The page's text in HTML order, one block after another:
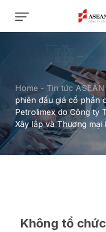
Home - Tin tức
phiên đấu giá cổ phần
Petrolimex do Công ty
Xây lắp và Thương
Không tổ